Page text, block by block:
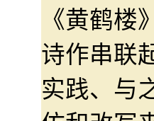
《黄鹤
诗作串联
实践、与